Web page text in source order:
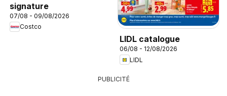
signature
07/08 - 09/08/2026
Costco
LIDL catalogue
06/08 - 12/08/2026
LIDL
PUBLICITÉ